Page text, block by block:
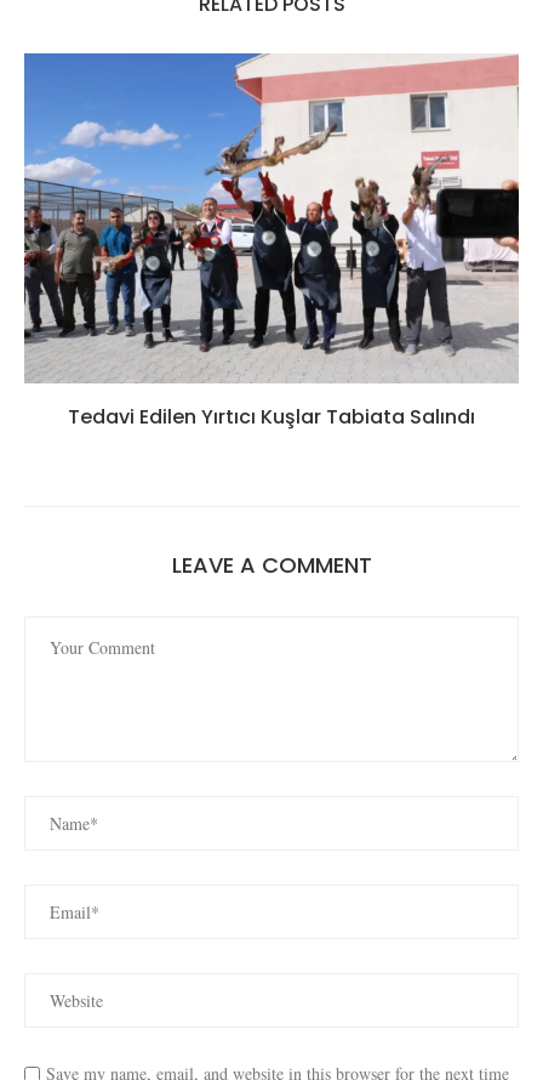
Tedavi Edilen Yırtıcı Kuşlar Tabiata Salındı
LEAVE A COMMENT
Save my name, email, and website in this browser for the next time